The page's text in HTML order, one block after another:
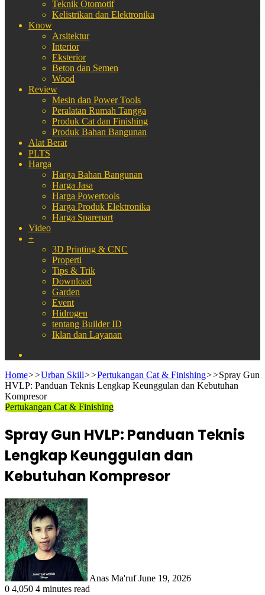
Teknik Otomotif
Kelistrikan dan Elektronika
Know
Arsitektur
Interior
Eksterior
Beton dan Semen
Wood
Review
Mesin dan Power Tools
Peralatan Rumah Tangga
Produk Cat dan Finishing
Produk Bahan Bangunan
Alat Berat
PLTS
Harga
Harga Bahan Bangunan
Harga Jasa
Harga Powertools
Harga Produk Elektronika
Harga Sparepart
Video
+
3D Printing & CNC
Properti
Tips & Trik
Download
Garden
Event
Hidrogen
tentang Builder ID
Iklan dan Layanan
Home>>Urban Skill>>Pertukangan Cat & Finishing>>Spray Gun
HVLP: Panduan Teknis Lengkap Keunggulan dan Kebutuhan
Kompresor
Pertukangan Cat & Finishing
Spray Gun HVLP: Panduan Teknis
Lengkap Keunggulan dan
Kebutuhan Kompresor
Anas Ma'ruf June 19, 2026
0 4,050 4 minutes read